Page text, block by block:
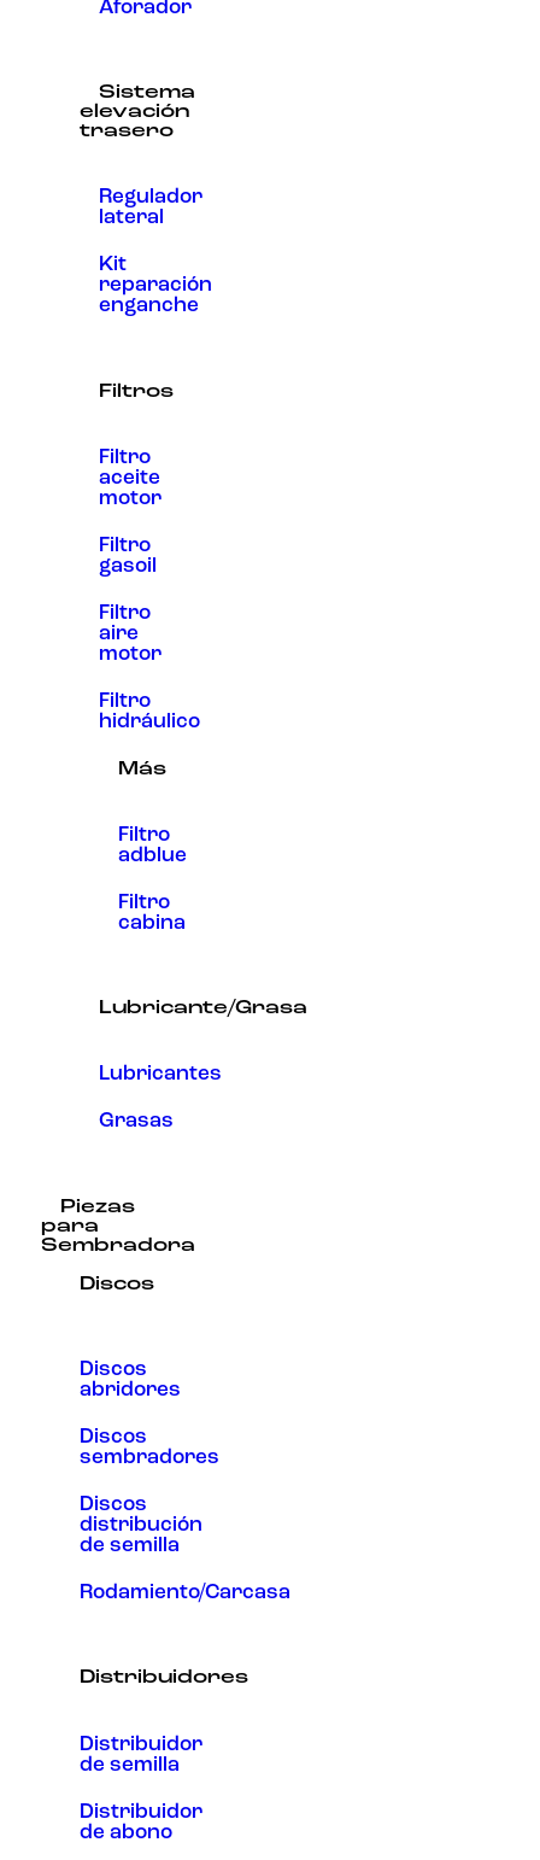
Aforador
Sistema
elevación
trasero
Regulador
lateral
Kit
reparación
enganche
Filtros
Filtro
aceite
motor
Filtro
gasoil
Filtro
aire
motor
Filtro
hidráulico
Más
Filtro
adblue
Filtro
cabina
Lubricante/Grasa
Lubricantes
Grasas
Piezas
para
Sembradora
Discos
Discos
abridores
Discos
sembradores
Discos
distribución
de semilla
Rodamiento/Carcasa
Distribuidores
Distribuidor
de semilla
Distribuidor
de abono